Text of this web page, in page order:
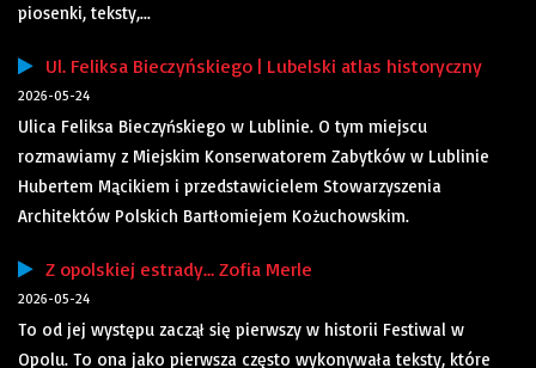
piosenki, teksty,...
Ul. Feliksa Bieczyńskiego | Lubelski atlas historyczny
2026-05-24
Ulica Feliksa Bieczyńskiego w Lublinie. O tym miejscu
rozmawiamy z Miejskim Konserwatorem Zabytków w Lublinie
Hubertem Mącikiem i przedstawicielem Stowarzyszenia
Architektów Polskich Bartłomiejem Kożuchowskim.
Z opolskiej estrady… Zofia Merle
2026-05-24
To od jej występu zaczął się pierwszy w historii Festiwal w
Opolu. To ona jako pierwsza często wykonywała teksty, które